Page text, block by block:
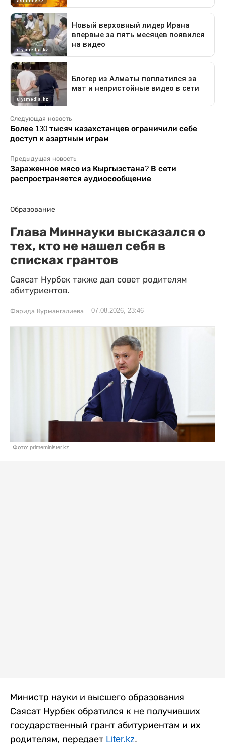
Следующая новость
Более 130 тысяч казахстанцев ограничили себе
доступ к азартным играм
Предыдущая новость
Зараженное мясо из Кыргызстана? В сети
распространяется аудиосообщение
Образование
Глава Миннауки высказался о
тех, кто не нашел себя в
списках грантов
Саясат Нурбек также дал совет родителям
абитуриентов.
Фарида Курмангалиева 07.08.2026, 23:46
Фото: primeminister.kz
Министр науки и высшего образования
Саясат Нурбек обратился к не получивших
государственный грант абитуриентам и их
родителям, передает Liter.kz.